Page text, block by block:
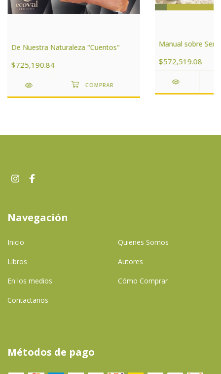
De Nuestra Naturaleza "Cuentos"
$725,190.84
Manual sobre
$572,519.08
Navegación
Inicio Quienes Somos
Libros Autores
En los medios Cómo Comprar
Contactanos
Métodos de pago